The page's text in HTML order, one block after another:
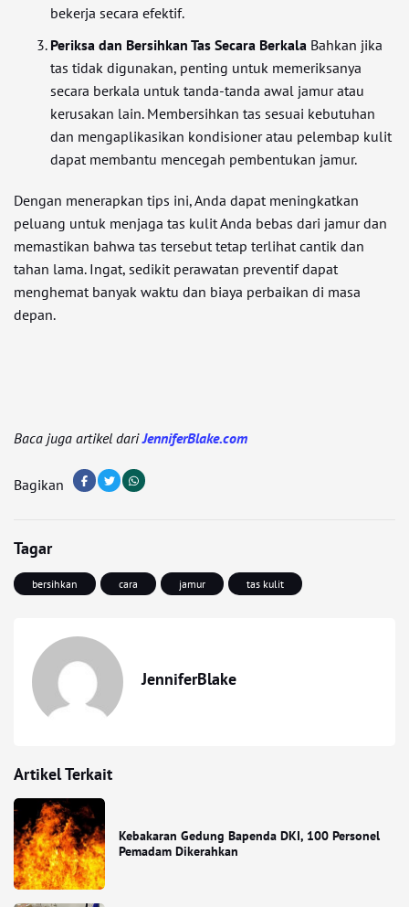
bekerja secara efektif.
Periksa dan Bersihkan Tas Secara Berkala Bahkan jika
tas tidak digunakan, penting untuk memeriksanya
secara berkala untuk tanda-tanda awal jamur atau
kerusakan lain. Membersihkan tas sesuai kebutuhan
dan mengaplikasikan kondisioner atau pelembap kulit
dapat membantu mencegah pembentukan jamur.
Dengan menerapkan tips ini, Anda dapat meningkatkan
peluang untuk menjaga tas kulit Anda bebas dari jamur dan
memastikan bahwa tas tersebut tetap terlihat cantik dan
tahan lama. Ingat, sedikit perawatan preventif dapat
menghemat banyak waktu dan biaya perbaikan di masa
depan.
Baca juga artikel dariJenniferBlake.com
Bagikan
Tagar
bersihkan cara jamur tas kulit
JenniferBlake
Artikel Terkait
Kebakaran Gedung Bapenda DKI, 100 Personel
Pemadam Dikerahkan